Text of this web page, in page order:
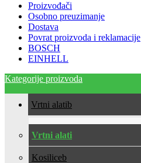
Proizvođači
Osobno preuzimanje
Dostava
Povrat proizvoda i reklamacije
BOSCH
EINHELL
Kategorije proizvoda
Vrtni alati
Vrtni alati
Kosilice